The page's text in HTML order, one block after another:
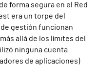
forma segura en el Red
era un torpe del
gestión funcionan
más allá de los límites del
ninguna cuenta
de aplicaciones)